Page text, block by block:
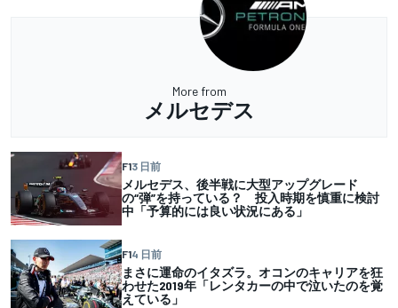
More from
メルセデス
F13 日前
メルセデス、後半戦に大型アップグレード
の“弾”を持っている？ 投入時期を慎重に検討
中「予算的には良い状況にある」
F14 日前
まさに運命のイタズラ。オコンのキャリアを狂
わせた2019年「レンタカーの中で泣いたのを覚
えている」